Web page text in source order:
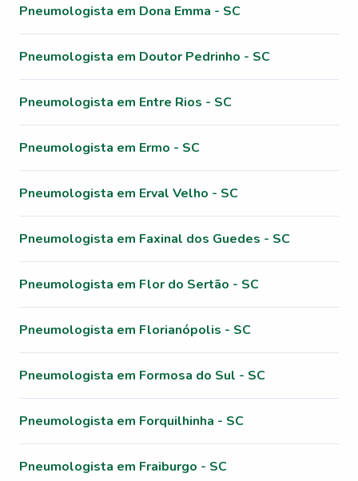
Pneumologista em Dona Emma - SC
Pneumologista em Doutor Pedrinho - SC
Pneumologista em Entre Rios - SC
Pneumologista em Ermo - SC
Pneumologista em Erval Velho - SC
Pneumologista em Faxinal dos Guedes - SC
Pneumologista em Flor do Sertão - SC
Pneumologista em Florianópolis - SC
Pneumologista em Formosa do Sul - SC
Pneumologista em Forquilhinha - SC
Pneumologista em Fraiburgo - SC